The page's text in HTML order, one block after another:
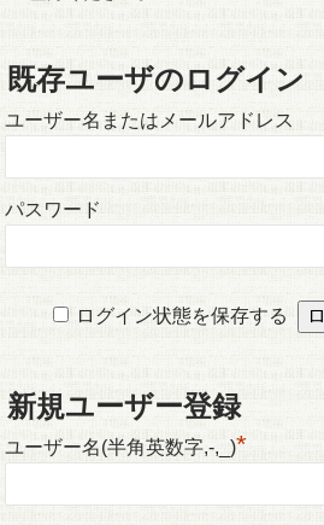
既存ユーザのログイン
ユーザー名またはメールアドレス
パスワード
ログイン状態を保存する
新規ユーザー登録
ユーザー名(半角英数字,-,_)*